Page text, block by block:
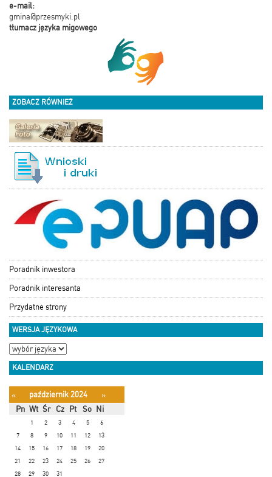
e-mail:
gmina@przesmyki.pl
tłumacz języka migowego
ZOBACZ RÓWNIEŻ
Poradnik inwestora
Poradnik interesanta
Przydatne strony
WERSJA JĘZYKOWA
KALENDARZ
« październik 2024
»
Pn Wt Śr Cz Pt So Ni
1 2 3 4 5
6
7
8 9 10 11 12
13
14
15 16 17 18 19
20
21
22 23 24 25 26
27
28
29 30 31